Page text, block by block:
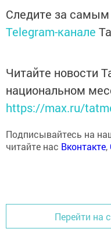
Следите за
Telegram-канале
Читайте новости
национальном
https://max.ru/
Подписывайтесь на
читайте нас Вконтакте,
Перейти на